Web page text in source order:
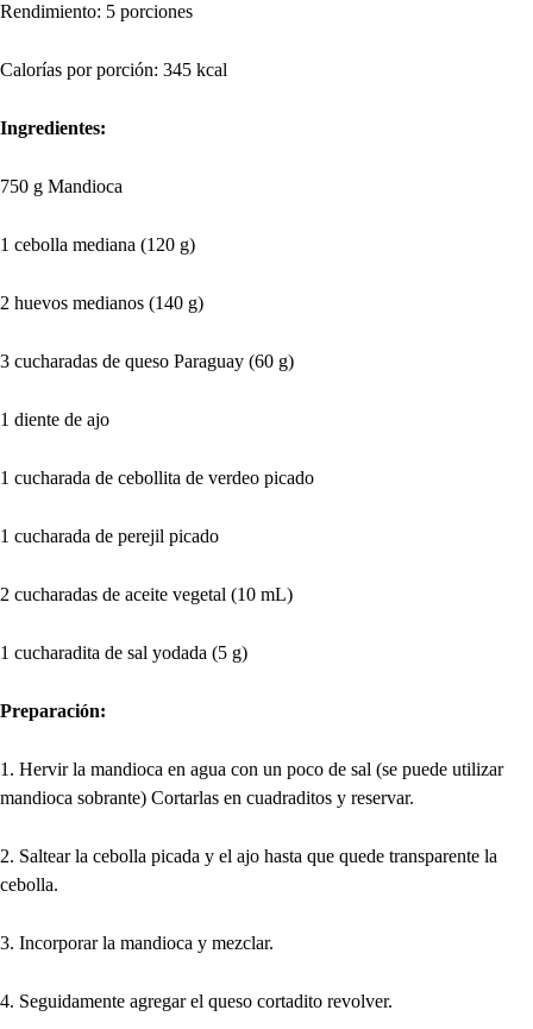
Rendimiento: 5 porciones
Calorías por porción: 345 kcal
Ingredientes:
750 g Mandioca
1 cebolla mediana (120 g)
2 huevos medianos (140 g)
3 cucharadas de queso Paraguay (60 g)
1 diente de ajo
1 cucharada de cebollita de verdeo picado
1 cucharada de perejil picado
2 cucharadas de aceite vegetal (10 mL)
1 cucharadita de sal yodada (5 g)
Preparación:
1. Hervir la mandioca en agua con un poco de sal (se puede utilizar
mandioca sobrante) Cortarlas en cuadraditos y reservar.
2. Saltear la cebolla picada y el ajo hasta que quede transparente la
cebolla.
3. Incorporar la mandioca y mezclar.
4. Seguidamente agregar el queso cortadito revolver.